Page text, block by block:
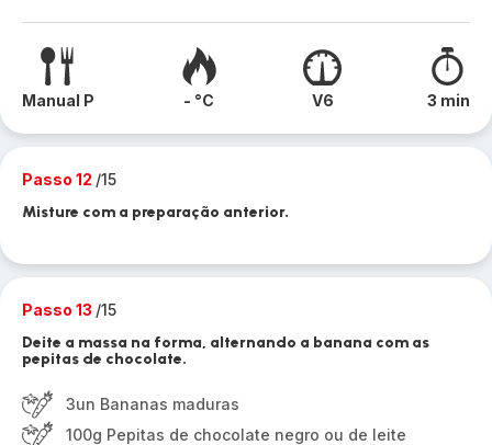
Manual P - °C V6 3 min
Passo 12 /15
Misture com a preparação anterior.
Passo 13 /15
Deite a massa na forma, alternando a banana com as
pepitas de chocolate.
3un Bananas maduras
100g Pepitas de chocolate negro ou de leite